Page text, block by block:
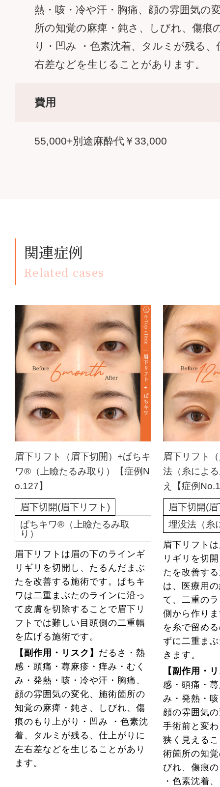
熱・咳・冷や汗・胸痛、顔の雰囲気の
所の知覚の麻痺・鈍さ、しびれ、傷痕
り・凹み ・色素沈着、タルミが残る
右差などを生じることがあります。
費用
55,000+別途麻酔代￥33,000
関連症例
Related cases
眉下リフト（眉下切開）+ぱちキ
ワ®（上瞼たるみ取り）【症例N
o.127】
眉下切開(眉下リフト)
ぱちキワ®（上瞼たるみ取
り）
眉下リフトは眉の下のラインギ
リギリを切開し、たるんだまぶ
たを改善する施術です。ぱちキ
ワは二重まぶたのラインに沿っ
て皮膚を切除することで眉下リ
フトでは難しい目頭側の二重幅
を広げる施術です。
【副作用・リスク】 だるさ・熱
感・頭痛・蕁麻疹・痒み・むく
み・発熱・咳・冷や汗・胸痛、
顔の雰囲気の変化、施術箇所の
知覚の麻痺・鈍さ、しびれ、傷
痕のもり上がり・凹み ・色素沈
着、タルミが残る、仕上がりに
左右差などを生じることがあり
ます。
眉下リフト
法（糸によ
え【症例
眉下切開(
埋没法（糸
眉下リフト
リギリを切
たを改善す
は、医療用
て、二重の
側から作り
を糸で留め
ずに二重ま
きます。
【副作用・
感・頭痛・
み・発熱・
顔の雰囲気
手術前と変
狭く見える
術箇所の知
びれ、傷痕
・色素沈着